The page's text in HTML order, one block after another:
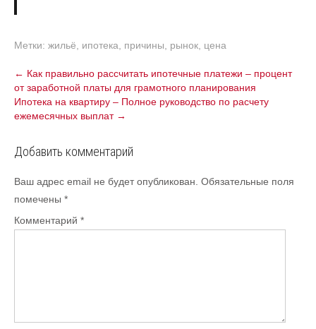
Метки: жильё ипотека причины рынок цена
Навигация
по
записям
← Как правильно рассчитать ипотечные платежи – процент
от заработной платы для грамотного планирования
Ипотека на квартиру – Полное руководство по расчету
ежемесячных выплат →
Добавить комментарий
Ваш адрес email не будет опубликован. Обязательные поля
помечены *
Комментарий *